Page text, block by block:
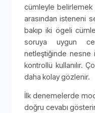
cümleyle belirlemek
arasından isteneni
bakıp iki ögeli
soruya uygun
netleştiğinde nesne
kontrollü kullanılır.
daha kolay gözlenir.
İlk denemelerde
doğru cevabı